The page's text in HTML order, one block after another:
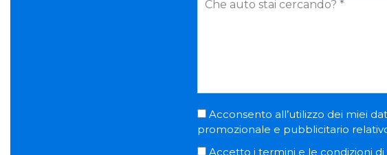
Acconsento all’utilizzo dei miei
promozionale e pubblicitario
Accetto i termini e le condizioni